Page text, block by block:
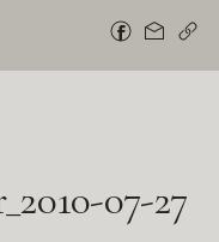
07-27